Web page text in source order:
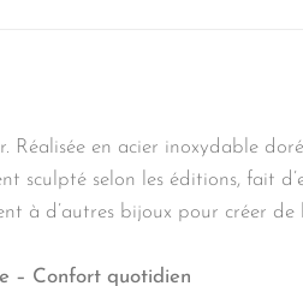
en acier inoxydable
sculpté selon les éditions, fait
à d’autres bijoux pour créer de
– Confort quotidien